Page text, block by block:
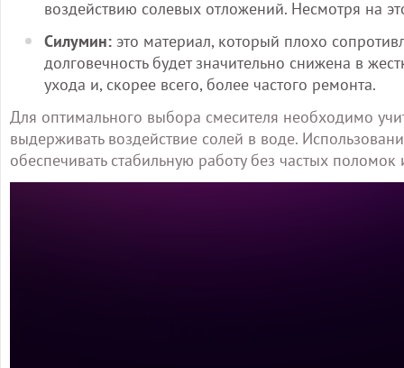
воздействию солевых отложений. Несмотря на
Силумин: это материал, который плохо
долговечность будет значительно снижена в
ухода и, скорее всего, более частого ремонта.
Для оптимального выбора смесителя необходимо
выдерживать воздействие солей в воде.
обеспечивать стабильную работу без частых